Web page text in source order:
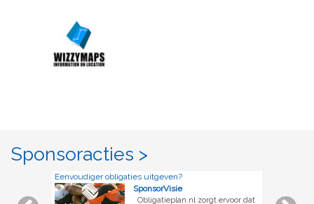
Sponsoracties >
Eenvoudiger obligaties uitgeven?
SponsorVisie
Obligatieplan.nl zorgt ervoor dat